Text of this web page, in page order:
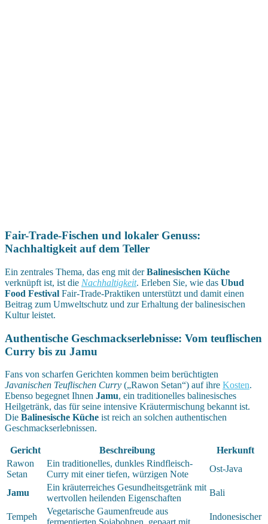
Fair-Trade-Fischen und lokaler Genuss:
Nachhaltigkeit auf dem Teller
Ein zentrales Thema, das eng mit derBalinesischen Küche
verknüpft ist, ist die Nachhaltigkeit. Erleben Sie, wie das Ubud
Food Festival Fair-Trade-Praktiken unterstützt und damit einen
Beitrag zum Umweltschutz und zur Erhaltung der balinesischen
Kultur leistet.
Authentische Geschmackserlebnisse: Vom teuflischen
Curry bis zu Jamu
Fans von scharfen Gerichten kommen beim berüchtigten
Javanischen Teuflischen Curry („Rawon Setan“) auf ihre Kosten.
Ebenso begegnet Ihnen Jamu, ein traditionelles balinesisches
Heilgetränk, das für seine intensive Kräutermischung bekannt ist.
Die Balinesische Küche ist reich an solchen authentischen
Geschmackserlebnissen.
Gericht Beschreibung
Herkunft
Rawon
Setan
Ein traditionelles, dunkles Rindfleisch-
Curry mit einer tiefen, würzigen Note
Ost-Java
Jamu
Ein kräuterreiches Gesundheitsgetränk mit
wertvollen heilenden Eigenschaften
Bali
Tempeh
Vegetarische Gaumenfreude aus
Indonesischer